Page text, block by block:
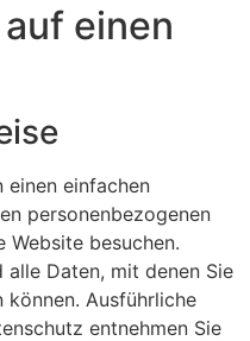
einen
einen einfachen
personenbezogenen
Website besuchen.
alle Daten, mit denen Sie
Ausführliche
entnehmen Sie